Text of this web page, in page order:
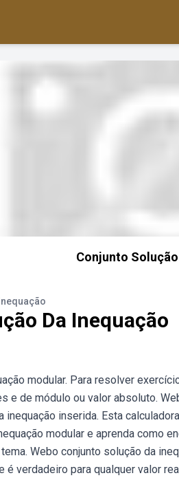
Conjunto
Da Inequação
modular. Para resolver
e de módulo ou valor absoluto.
inserida. Esta
modular e aprenda como
Webo conjunto solução da
é verdadeiro para qualquer valor